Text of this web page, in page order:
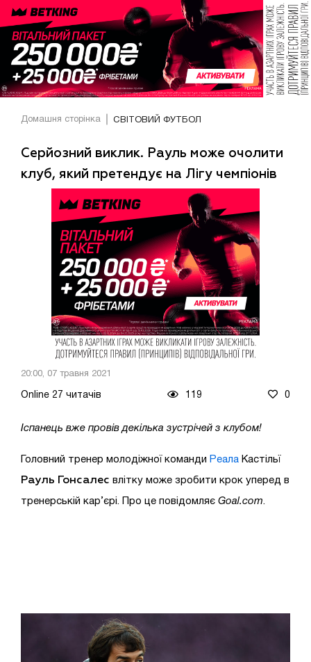
Домашня сторінка СВІТОВИЙ ФУТБОЛ
Серйозний виклик. Рауль може очолити
клуб, який претендує на Лігу чемпіонів
20:00, 07 травня 2021
Online 27 читачів 119 0
Іспанець вже провів декілька зустрічей з клубом!
Головний тренер молодіжної команди Реала Кастільї
Рауль Гонсалес влітку може зробити крок уперед в
тренерській кар’єрі. Про це повідомляє Goal.com